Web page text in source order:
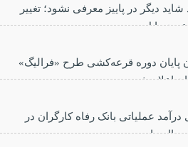
شاید دیگر در پاییز معرفی نشود؛ تغییر
عرضه اپل
پایان دوره قرعه‌کشی طرح «فرالیگ»
اعلام شد
درآمد عملیاتی بانک رفاه کارگران در
سال جاری